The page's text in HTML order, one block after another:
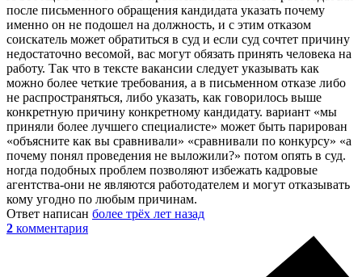
после письменного обращения кандидата указать почему
именно он не подошел на должность, и с этим отказом
соискатель может обратиться в суд и если суд сочтет причину
недостаточно весомой, вас могут обязать принять человека на
работу. Так что в тексте вакансии следует указывать как
можно более четкие требования, а в письменном отказе либо
не распространяться, либо указать, как говорилось выше
конкретную причину конкретному кандидату. вариант «мы
приняли более лучшего специалисте» может быть парирован
«объясните как вы сравнивали» «сравнивали по конкурсу» «а
почему понял проведения не выложили?» потом опять в суд.
ногда подобных проблем позволяют избежать кадровые
агентства-они не являются работодателем и могут отказывать
кому угодно по любым причинам.
Ответ написан более трёх лет назад
2 комментария